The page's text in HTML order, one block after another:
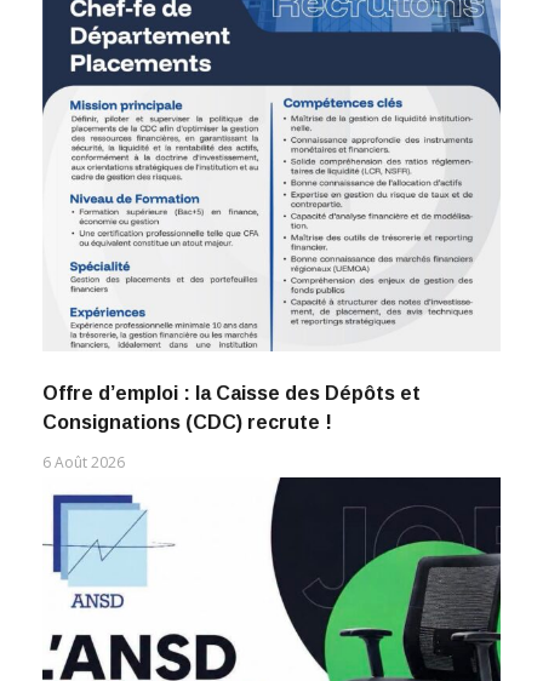
Offre d’emploi : la Caisse des Dépôts et
Consignations (CDC) recrute !
6 Août 2026